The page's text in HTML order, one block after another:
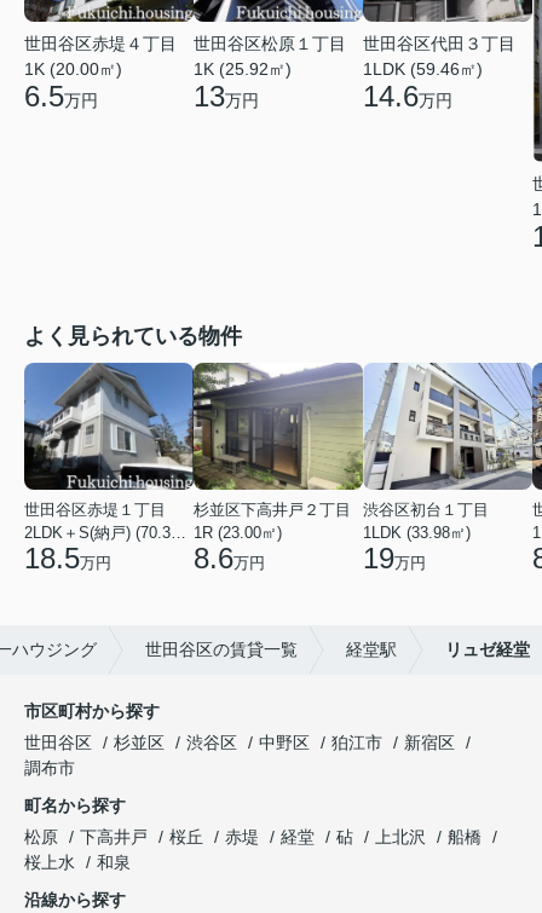
世田谷区赤堤４丁目
1K (20.00㎡)
6.5万円
世田谷区松原１丁目
1K (25.92㎡)
13万円
世田谷区代田３丁目
1LDK (59.46㎡)
14.6万円
よく見られている物件
世田谷区赤堤１丁目
2LDK＋S(納戸) (70.38㎡)
18.5万円
杉並区下高井戸２丁目
1R (23.00㎡)
8.6万円
渋谷区初台１丁目
1LDK (33.98㎡)
19万円
ハウジング 世田谷区の賃貸一覧 経堂駅 リュゼ経堂
市区町村から探す
世田谷区
杉並区 渋谷区 中野区 狛江市
新宿区
調布市
町名から探す
松原
下高井戸 桜丘 赤堤 経堂 砧 上北沢
船橋
桜上水
和泉
沿線から探す